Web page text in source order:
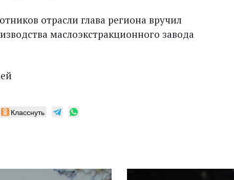
отрасли глава региона вручил
маслоэкстракционного завода
Класснуть